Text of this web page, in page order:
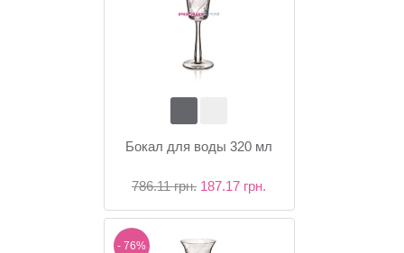
Бокал для воды 320 мл
786.11 грн. 187.17 грн.
- 76%